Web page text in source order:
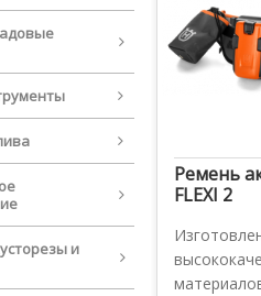
и
Ремень
FLEXI 2